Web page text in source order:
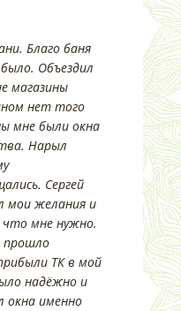
Благо баня
Объездил
магазины
нет того
мне были окна
Нарыл
Сергей
мои желания и
мне нужно.
прошло
ТК в мой
надёжно и
окна именно